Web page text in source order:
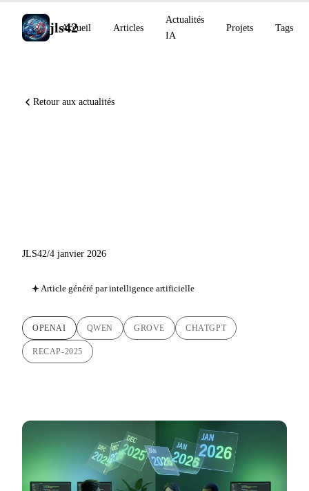
jls42
Accueil Articles
Actualités
IA
Projets Tags
Retour aux actualités
JLS42/4 janvier 2026
Article généré par intelligence artificielle
OPENAI QWEN GROVE CHATGPT
RECAP-2025